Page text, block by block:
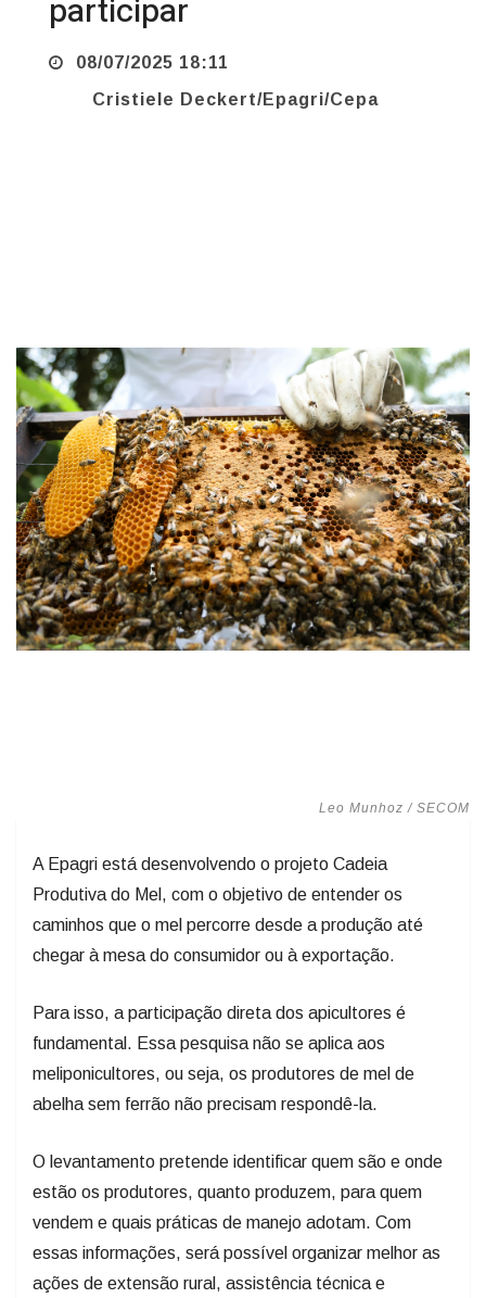
08/07/2025 18:11
Cristiele Deckert/Epagri/Cepa
Produtiva do Mel, com o objetivo de entender os
caminhos que o mel percorre desde a produção até
chegar à mesa do consumidor ou à exportação.
fundamental. Essa pesquisa não se aplica aos
meliponicultores, ou seja, os produtores de mel de
abelha sem ferrão não precisam respondê-la.
estão os produtores, quanto produzem, para quem
vendem e quais práticas de manejo adotam. Com
essas informações, será possível organizar melhor as
ações de extensão rural, assistência técnica e
políticas de crédito voltadas ao setor.